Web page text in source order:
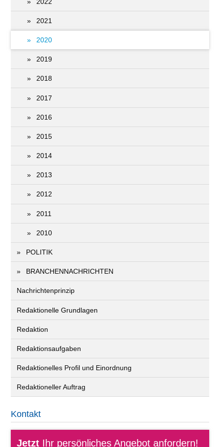
2021
2020
2019
2018
2017
2016
2015
2014
2013
2012
2011
2010
POLITIK
BRANCHENNACHRICHTEN
Nachrichtenprinzip
Redaktionelle Grundlagen
Redaktion
Redaktionsaufgaben
Redaktionelles Profil und Einordnung
Redaktioneller Auftrag
Kontakt
Jetzt Ihr persönliches Angebot anfordern!